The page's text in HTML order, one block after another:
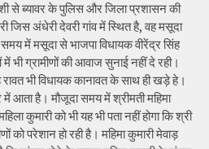
से ब्यावर के पुलिस और जिला प्रशासन की
जिस अंधेरी देवरी गांव में स्थित है, वह मसूदा
में मसूदा से भाजपा विधायक वीरेंद्र सिंह
भी ग्रामीणों की आवाज सुनाई नहीं दे रही।
भी विधायक कानावत के साथ ही खड़े हे।
आता है। मौजूदा समय में श्रीमती महिमा
कुमारी को भी यह भी पता नहीं होगा कि श्री
को परेशान हो रही है। महिमा कुमारी मेवाड़